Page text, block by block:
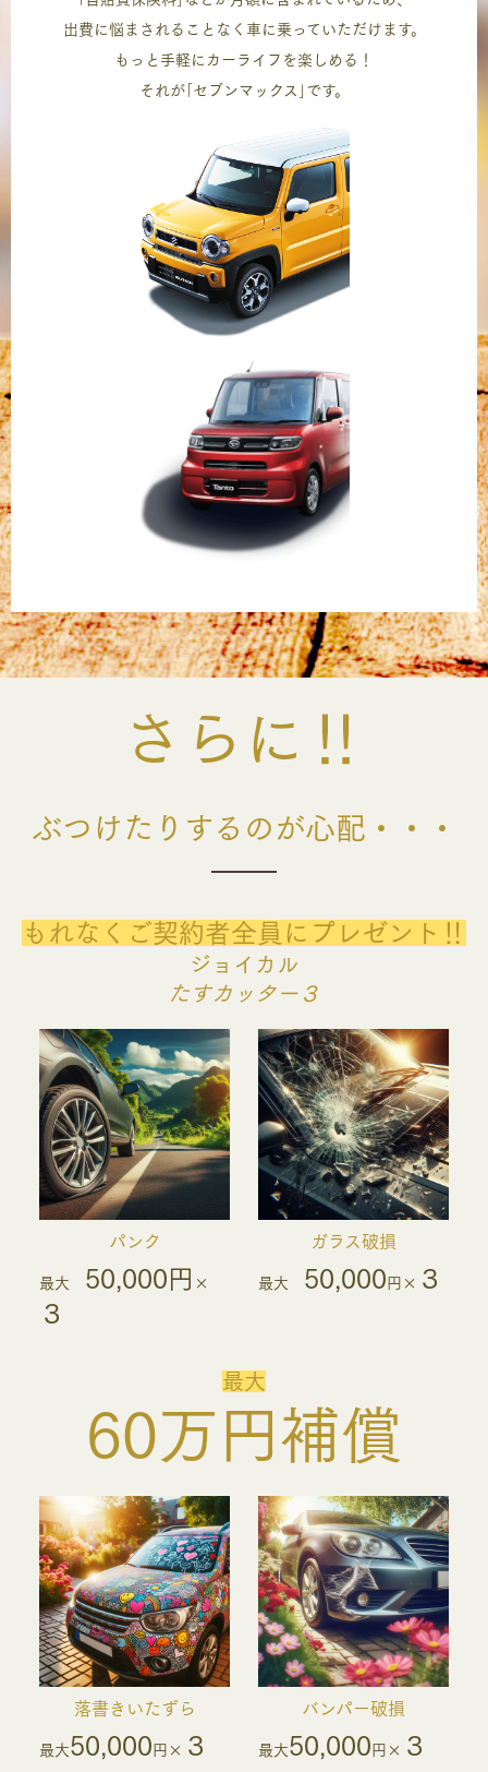
出費に悩まされることなく車に乗っていただけます。
もっと手軽にカーライフを楽しめる！
それが｢セブンマックス｣です。
さらに‼
ぶつけたりするのが心配・・・
もれなくご契約者全員にプレゼント‼
ジョイカル
たすカッター３
パンク
最大 50,000円 ×
３
ガラス破損
最大 50,000 円× ３
最大
60万円補償
落書きいたずら
最大50,000 円× ３
バンパー破損
最大50,000 円× ３